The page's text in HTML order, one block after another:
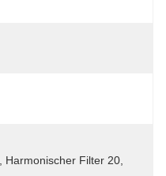
Harmonischer Filter 20